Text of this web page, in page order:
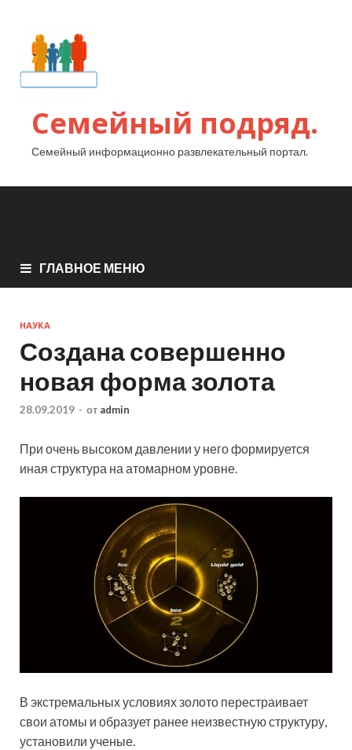
Семейный подряд.
Семейный информационно развлекательный портал.
ГЛАВНОЕ МЕНЮ
НАУКА
Создана совершенно
новая форма золота
28.09.2019 - от admin
При очень высоком давлении у него формируется
иная структура на атомарном уровне.
В экстремальных условиях золото перестраивает
свои атомы и образует ранее неизвестную структуру,
установили ученые.